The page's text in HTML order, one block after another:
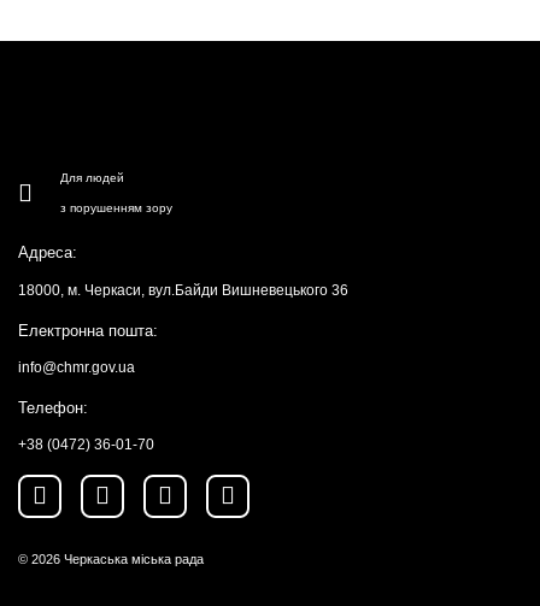
Для людей
з порушенням зору
Адреса:
18000, м. Черкаси, вул.Байди Вишневецького 36
Електронна пошта:
info@chmr.gov.ua
Телефон:
+38 (0472) 36-01-70
© 2026 Черкаська міська рада